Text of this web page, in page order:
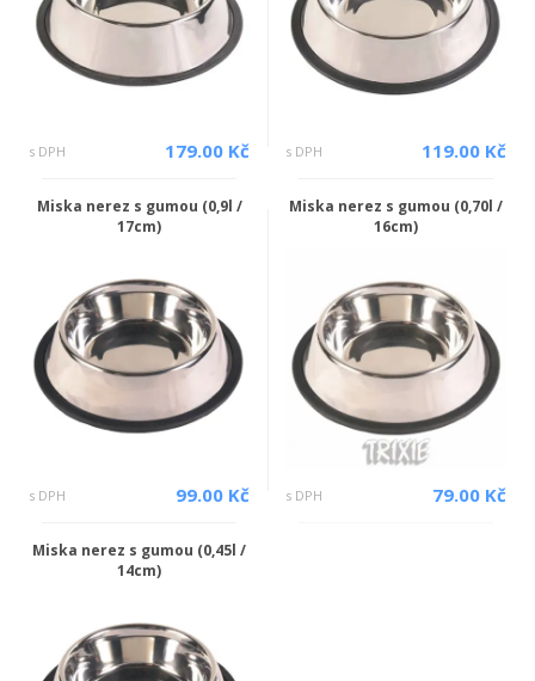
s DPH 179.00 Kč s DPH 119.00 Kč
Miska nerez s gumou (0,9l /
17cm)
s DPH 99.00 Kč
Miska nerez s gumou (0,70l /
16cm)
s DPH 79.00 Kč
Miska nerez s gumou (0,45l /
14cm)